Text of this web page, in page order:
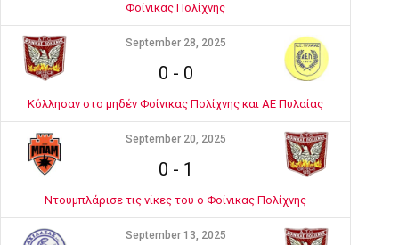
Φοίνικας Πολίχνης
September 28, 2025
0 - 0
Κόλλησαν στο μηδέν Φοίνικας Πολίχνης και ΑΕ Πυλαίας
September 20, 2025
0 - 1
Ντουμπλάρισε τις νίκες του ο Φοίνικας Πολίχνης
September 13, 2025